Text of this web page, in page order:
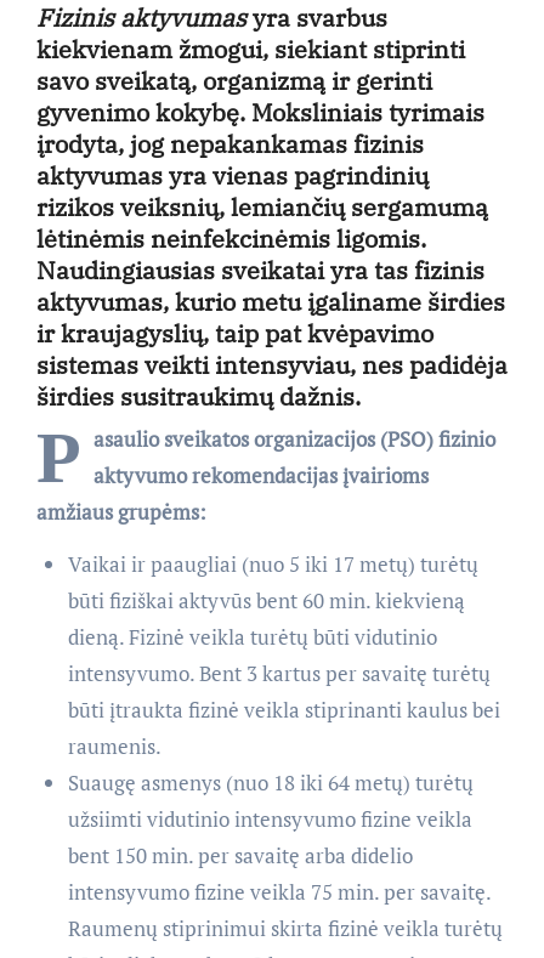
Fizinis aktyvumasyra svarbus
kiekvienam žmogui, siekiant stiprinti
savo sveikatą, organizmą ir gerinti
gyvenimo kokybę. Moksliniais tyrimais
įrodyta, jog nepakankamas fizinis
aktyvumas yra vienas pagrindinių
rizikos veiksnių, lemiančių sergamumą
lėtinėmis neinfekcinėmis ligomis.
Naudingiausias sveikatai yra tas fizinis
aktyvumas, kurio metu įgaliname širdies
ir kraujagyslių, taip pat kvėpavimo
sistemas veikti intensyviau, nes padidėja
širdies susitraukimų dažnis.
P asaulio sveikatos organizacijos (PSO) fizinio
aktyvumo rekomendacijas įvairioms
amžiaus grupėms:
Vaikai ir paaugliai (nuo 5 iki 17 metų) turėtų
būti fiziškai aktyvūs bent 60 min. kiekvieną
dieną. Fizinė veikla turėtų būti vidutinio
intensyvumo. Bent 3 kartus per savaitę turėtų
būti įtraukta fizinė veikla stiprinanti kaulus bei
raumenis.
Suaugę asmenys (nuo 18 iki 64 metų) turėtų
užsiimti vidutinio intensyvumo fizine veikla
bent 150 min. per savaitę arba didelio
intensyvumo fizine veikla 75 min. per savaitę.
Raumenų stiprinimui skirta fizinė veikla turėtų